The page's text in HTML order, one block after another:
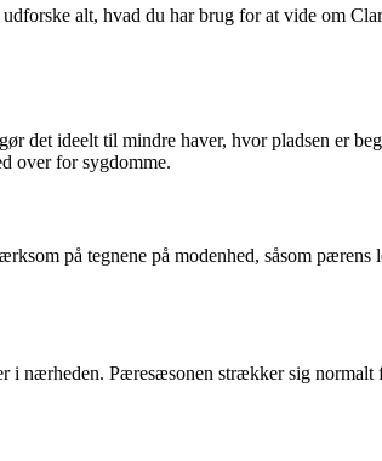
alt, hvad du har brug for at vide om
det ideelt til mindre haver, hvor pladsen er
over for sygdomme.
på tegnene på modenhed, såsom pærens
nærheden. Pæresæsonen strækker sig normalt